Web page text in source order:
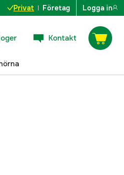
Privat Företag Logga in
Kontakt